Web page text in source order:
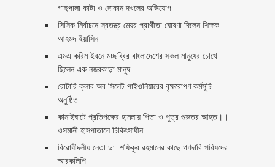
গাছপালা কাটা ও দোকান দখলের অভিযোগ
সিসিক নির্বাচনে স্বতন্ত্র মেয়র প্রার্থীতা ঘোষণা দিলেন শিক্ষক
আহমদ ইয়াসিন
এমএ করিম ইবনে মচ্ছব্বির বাংলাদেশের সকল মানুষের চোখে
ছিলেন এক নজরকাড়া মানুষ ‎
রোটারি ক্লাব অব সিলেট পাইওনিয়ারের বৃক্ষরোপণ কর্মসূচি
অনুষ্ঠিত
কানাইঘাটে প্রতিপক্ষের হামলায় পিতা ও পুত্র গুরুতর আহত।।
ওসমানী হাসপাতালে চিকিৎসাধীন
বিরোধীদলীয় নেতা ডা. শফিকুর রহমানের কাছে গণদাবি পরিষদের
স্মারকলিপি ‎